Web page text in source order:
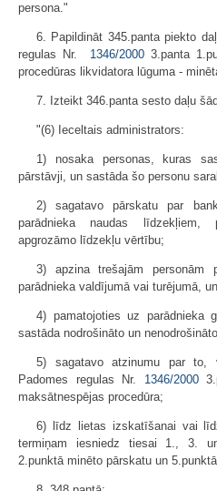
persona."
6. Papildināt 345.panta piekto
regulas Nr. 1346/2000 3.panta
procedūras likvidatora lūguma -
7. Izteikt 346.panta sesto daļu
"(6) Ieceltais administrators:
1) nosaka personas, kuras
pārstāvji, un sastāda šo personu
2) sagatavo pārskatu par
parādnieka naudas līdzekļiem,
apgrozāmo līdzekļu vērtību;
3) apzina trešajām personām
parādnieka valdījumā vai turējumā,
4) pamatojoties uz parādnieka
sastāda nodrošināto un
5) sagatavo atzinumu par to,
Padomes regulas Nr. 1346/2000
maksātnespējas procedūra;
6) līdz lietas izskatīšanai vai
termiņam iesniedz tiesai 1., 3.
2.punktā minēto pārskatu un